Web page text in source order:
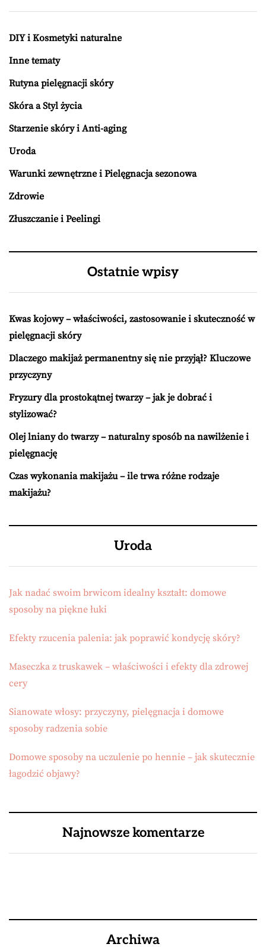
DIY i Kosmetyki naturalne
Inne tematy
Rutyna pielęgnacji skóry
Skóra a Styl życia
Starzenie skóry i Anti-aging
Uroda
Warunki zewnętrzne i Pielęgnacja sezonowa
Zdrowie
Złuszczanie i Peelingi
Ostatnie wpisy
Kwas kojowy – właściwości, zastosowanie i skuteczność w
pielęgnacji skóry
Dlaczego makijaż permanentny się nie przyjął? Kluczowe
przyczyny
Fryzury dla prostokątnej twarzy – jak je dobrać i
stylizować?
Olej lniany do twarzy – naturalny sposób na nawilżenie i
pielęgnację
Czas wykonania makijażu – ile trwa różne rodzaje
makijażu?
Uroda
Jak nadać swoim brwicom idealny kształt: domowe
sposoby na piękne łuki
Efekty rzucenia palenia: jak poprawić kondycję skóry?
Maseczka z truskawek – właściwości i efekty dla zdrowej
cery
Sianowate włosy: przyczyny, pielęgnacja i domowe
sposoby radzenia sobie
Domowe sposoby na uczulenie po hennie – jak skutecznie
łagodzić objawy?
Najnowsze komentarze
Archiwa